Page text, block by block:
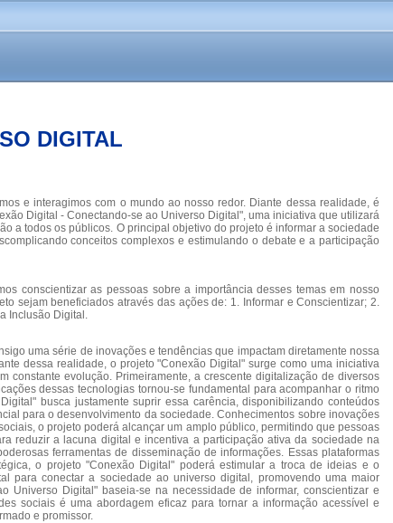
DIGITAL
e interagimos com o mundo ao nosso redor. Diante dessa realidade, é
Digital - Conectando-se ao Universo Digital", uma iniciativa que utilizará
a todos os públicos. O principal objetivo do projeto é informar a sociedade
conceitos complexos e estimulando o debate e a participação
conscientizar as pessoas sobre a importância desses temas em nosso
sejam beneficiados através das ações de: 1. Informar e Conscientizar; 2.
Inclusão Digital.
uma série de inovações e tendências que impactam diretamente nossa
dessa realidade, o projeto "Conexão Digital" surge como uma iniciativa
evolução. Primeiramente, a crescente digitalização de diversos
dessas tecnologias tornou-se fundamental para acompanhar o ritmo
busca justamente suprir essa carência, disponibilizando conteúdos
para o desenvolvimento da sociedade. Conhecimentos sobre inovações
o projeto poderá alcançar um amplo público, permitindo que pessoas
reduzir a lacuna digital e incentiva a participação ativa da sociedade na
ferramentas de disseminação de informações. Essas plataformas
o projeto "Conexão Digital" poderá estimular a troca de ideias e o
para conectar a sociedade ao universo digital, promovendo uma maior
Universo Digital" baseia-se na necessidade de informar, conscientizar e
sociais é uma abordagem eficaz para tornar a informação acessível e
e promissor.